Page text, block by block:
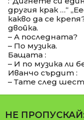
другия крак …“
какво да се
двойка.
– А последната?
– По музика.
Бащата :
– И по музика ли
Иванчо сърдит :
– Тате след шест
НЕ